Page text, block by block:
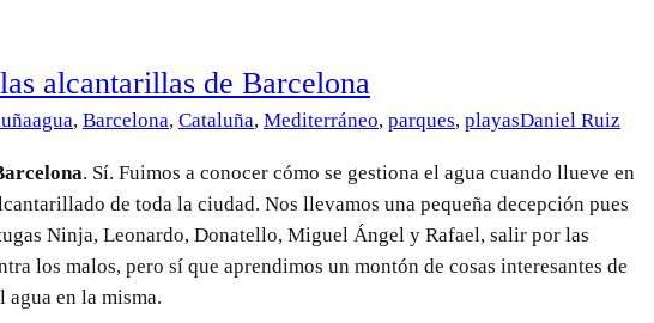
alcantarillas de Barcelona
agua, Barcelona, Cataluña, Mediterráneo, parques, playasDaniel Ruiz
. Sí. Fuimos a conocer cómo se gestiona el agua cuando llueve en
de toda la ciudad. Nos llevamos una pequeña decepción pues
Ninja, Leonardo, Donatello, Miguel Ángel y Rafael, salir por las
los malos, pero sí que aprendimos un montón de cosas interesantes de
en la misma.